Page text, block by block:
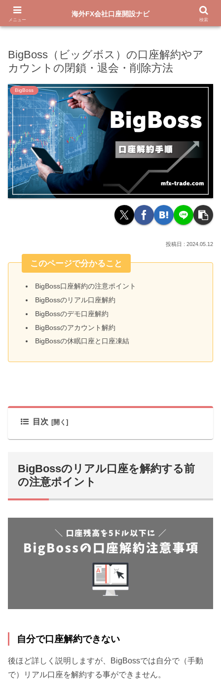
新規口座開設で13,000円ボーナス
BigBoss（ビッグボス）の口座解約やア
カウントの閉鎖・退会・削除方法
BigBoss
2024.05.12
このページで分かること
BigBoss口座解約の注意ポイント
BigBossのリアル口座解約
BigBossのデモ口座解約
BigBossのアカウント解約
BigBossの休眠口座と口座凍結
目次
BigBossのリアル口座を解約する前
の注意ポイント
自分で口座解約できない
後ほど詳しく説明しますが、BigBossでは自分で（手動
で）リアル口座を解約する事ができません。
メニュー
海外FX会社口座開設ナビ
検索